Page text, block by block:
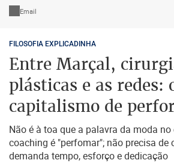
Email
FILOSOFIA EXPLICADINHA
Entre Marçal,
plásticas e as redes:
capitalismo de
Não é à toa que a palavra da moda
coaching é "perfomar"; não precisa de
demanda tempo, esforço e dedicação